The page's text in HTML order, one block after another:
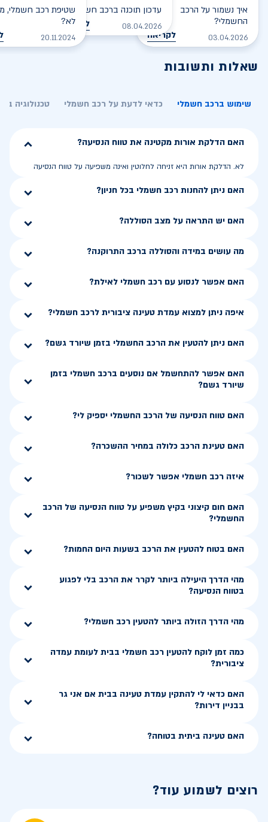
איך נשמור על הרכב
החשמלי?
03.04.2026 לקריאה
עדכון תוכנה ברכב חשמלי
08.04.2026 לקריאה
שטיפת רכב חשמלי,
לא?
20.11.2024
שאלות ותשובות
שימוש ברכב חשמלי כדאי לדעת על רכב חשמלי טכנולוגיה
האם הדלקת אורות מקטינה את טווח הנסיעה?
לא. הדלקת אורות היא זניחה לחלוטין ואינה משפיעה על טווח הנסיעה
האם ניתן להחנות רכב חשמלי בכל חניון?
האם יש התראה על מצב הסוללה?
מה עושים במידה והסוללה ברכב התרוקנה?
האם אפשר לנסוע עם רכב חשמלי לאילת?
איפה ניתן למצוא עמדת טעינה ציבורית לרכב חשמלי?
האם ניתן להטעין את הרכב החשמלי בזמן שיורד גשם?
האם אפשר להתחשמל אם נוסעים ברכב חשמלי בזמן
שיורד גשם?
האם טווח הנסיעה של הרכב החשמלי יספיק לי?
האם טעינת הרכב כלולה במחיר ההשכרה?
איזה רכב חשמלי אפשר לשכור?
האם חום קיצוני בקיץ משפיע על טווח הנסיעה של הרכב
החשמלי?
האם בטוח להטעין את הרכב בשעות היום החמות?
מהי הדרך היעילה ביותר לקרר את הרכב בלי לפגוע
בטווח הנסיעה?
מהי הדרך הזולה ביותר להטעין רכב חשמלי?
כמה זמן לוקח להטעין רכב חשמלי בבית לעומת עמדה
ציבורית?
האם כדאי לי להתקין עמדת טעינה בבית אם אני גר
בבניין דירות?
האם טעינה ביתית בטוחה?
רוצים לשמוע עוד?